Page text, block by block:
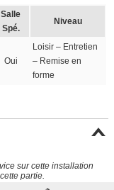
Salle
Spé.
Niveau
Oui
Loisir – Entretien
– Remise en
forme
sur cette installation
partie.